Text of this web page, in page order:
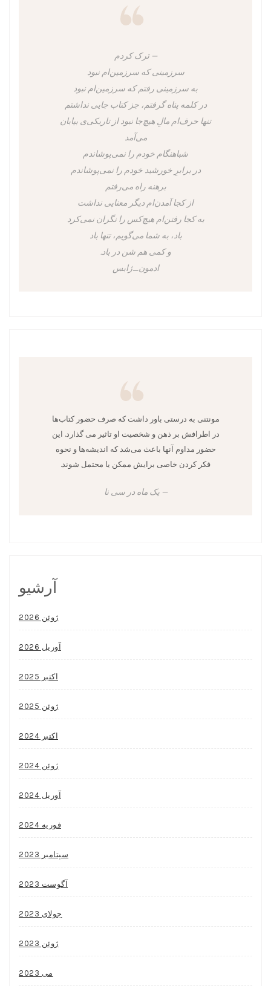
ترک کردم
سرزمینی که سرزمین‌ام نبود
به سرزمینی رفتم که سرزمین‌ام نبود
در کلمه پناه گرفتم، جز کتاب جایی نداشتم
تنها حرف‌ام مالِ هیچ‌جا نبود از تاریکی‌ی بیابان
می‌آمد
شباهنگام خودم را نمی‌پوشاندم
در برابرِ خورشید خودم را نمی‌پوشاندم
برهنه راه می‌رفتم
از کجا آمدن‌ام دیگر معنایی نداشت
به کجا رفتن‌ام هیچ‌کس را نگران نمی‌کرد
باد، به شما می‌گویم، تنها باد
و کمی هم شن در باد.
ادمون_ژابس
مونتنی به درستی باور داشت که صرف حضور کتاب‌ها
در اطرافش بر ذهن و شخصیت او تاثیر می گذارد. این
حضور مداوم آنها باعث می‌شد که اندیشه‌ها و نحوه
فکر کردن خاصی برایش ممکن یا محتمل شوند.
یک ماه در سی نا
آرشیو
ژوئن 2026
آوریل 2026
اکتبر 2025
ژوئن 2025
اکتبر 2024
ژوئن 2024
آوریل 2024
فوریه 2024
سپتامبر 2023
آگوست 2023
جولای 2023
ژوئن 2023
می 2023